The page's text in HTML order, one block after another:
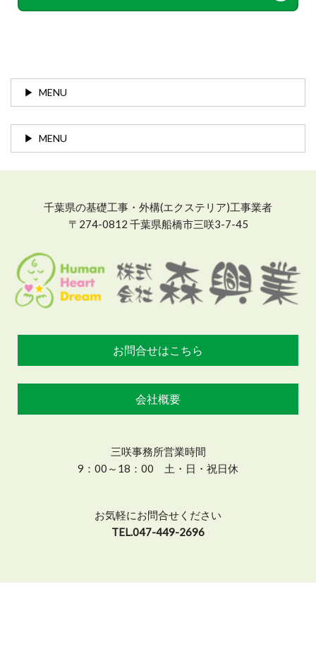
MENU
MENU
千葉県の基礎工事・外構(エクステリア)工事業者
〒274-0812 千葉県船橋市三咲3-7-45
お問合せはこちら
会社概要
三咲事務所営業時間
9：00～18：00 土・日・祝日休
お気軽にお問合せください
TEL.047-449-2696